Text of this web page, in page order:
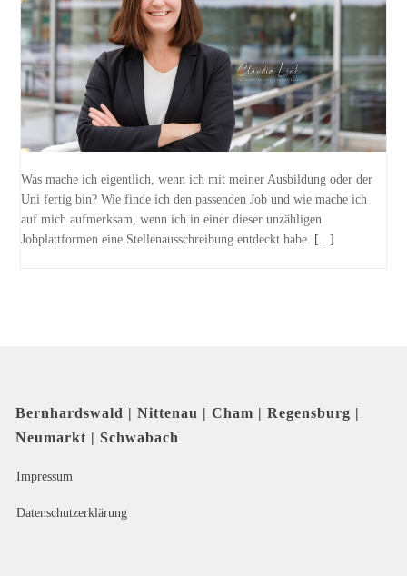
Was mache ich eigentlich, wenn ich mit meiner Ausbildung oder der
Uni fertig bin? Wie finde ich den passenden Job und wie mache ich
auf mich aufmerksam, wenn ich in einer dieser unzähligen
Jobplattformen eine Stellenausschreibung entdeckt habe.
[...]
Bernhardswald | Nittenau | Cham | Regensburg |
Neumarkt | Schwabach
Impressum
Datenschutzerklärung